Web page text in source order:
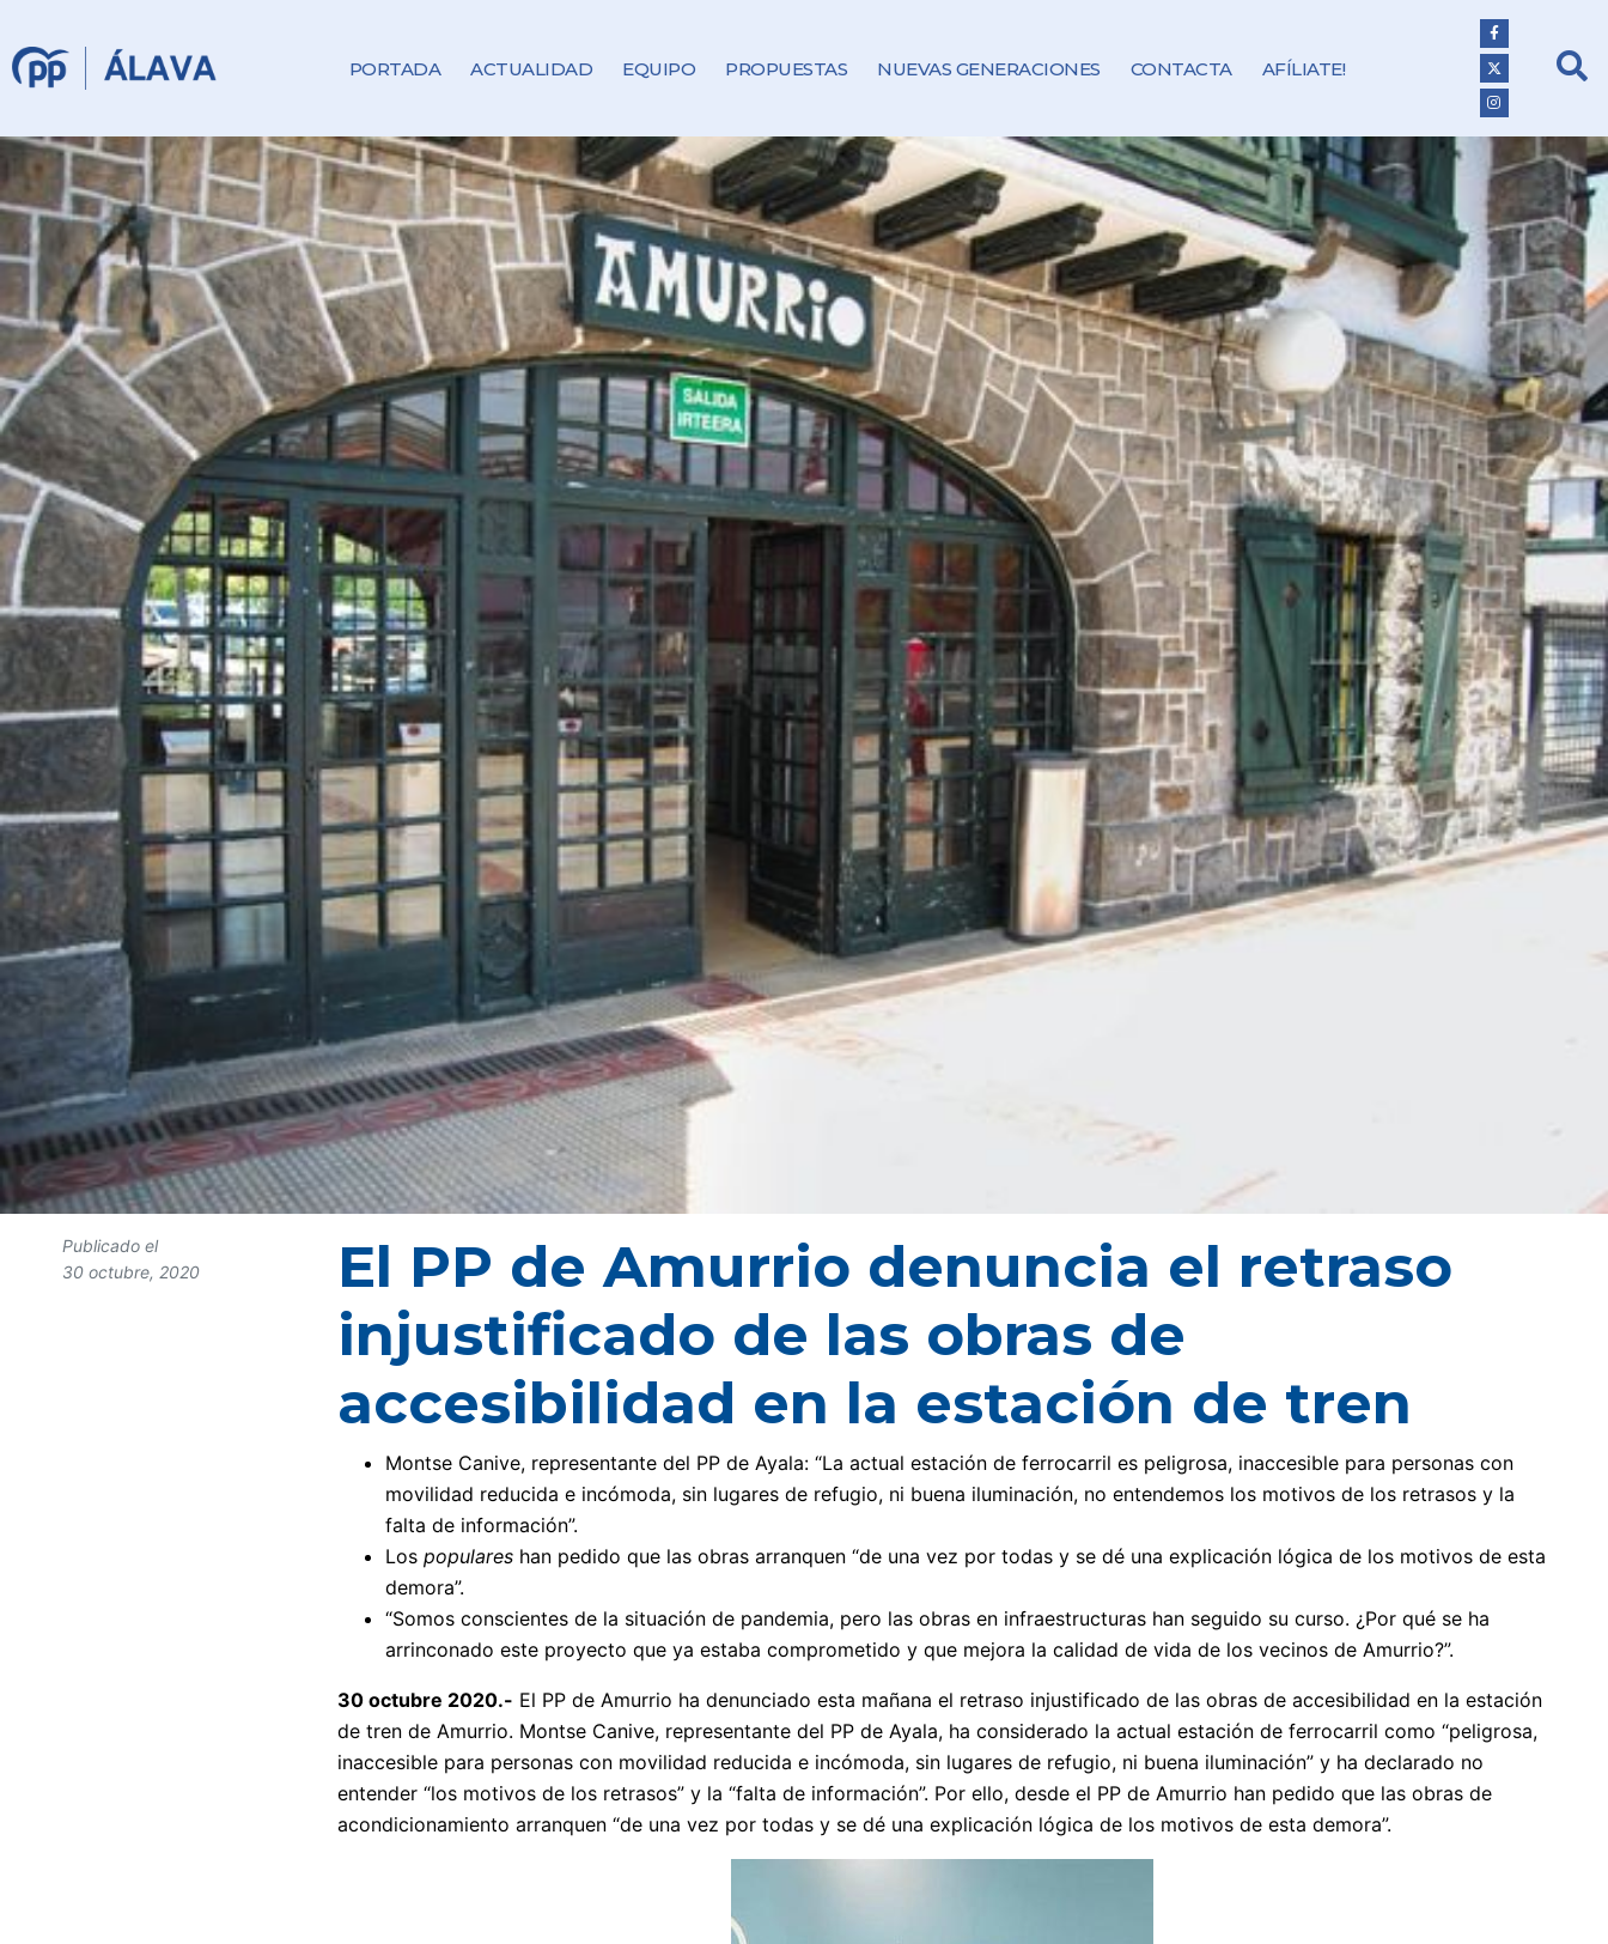
PORTADA ACTUALIDAD EQUIPO PROPUESTAS NUEVAS GENERACIONES CONTACTA AFÍLIATE!
Publicado el
30 octubre, 2020
El PP de Amurrio denuncia el retraso
injustificado de las obras de
accesibilidad en la estación de tren
Montse Canive, representante del PP de Ayala: “La actual estación de ferrocarril es peligrosa, inaccesible para personas con
movilidad reducida e incómoda, sin lugares de refugio, ni buena iluminación, no entendemos los motivos de los retrasos y la
falta de información”.
Los populares han pedido que las obras arranquen “de una vez por todas y se dé una explicación lógica de los motivos de esta
demora”.
“Somos conscientes de la situación de pandemia, pero las obras en infraestructuras han seguido su curso. ¿Por qué se ha
arrinconado este proyecto que ya estaba comprometido y que mejora la calidad de vida de los vecinos de Amurrio?”.
30 octubre 2020.- El PP de Amurrio ha denunciado esta mañana el retraso injustificado de las obras de accesibilidad en la estación
de tren de Amurrio. Montse Canive, representante del PP de Ayala, ha considerado la actual estación de ferrocarril como “peligrosa,
inaccesible para personas con movilidad reducida e incómoda, sin lugares de refugio, ni buena iluminación” y ha declarado no
entender “los motivos de los retrasos” y la “falta de información”. Por ello, desde el PP de Amurrio han pedido que las obras de
acondicionamiento arranquen “de una vez por todas y se dé una explicación lógica de los motivos de esta demora”.